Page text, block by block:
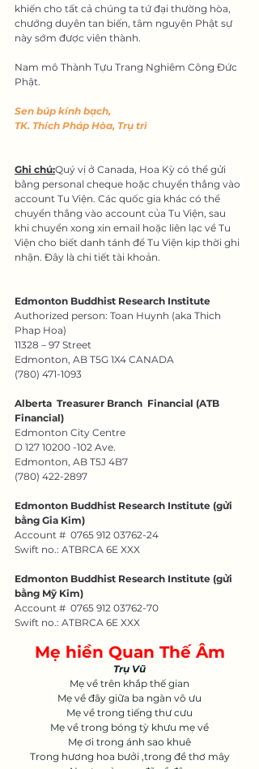
khiến cho tất cả chúng ta tứ đại thường hòa,
chướng duyên tan biến, tâm nguyện Phật sự
này sớm được viên thành.
Nam mô Thành Tựu Trang Nghiêm Công Đức
Phật.
Sen búp kính bạch,
TK. Thích Pháp Hòa, Trụ trì
Ghi chú:Quý vị ở Canada, Hoa Kỳ có thể gửi
bằng personal cheque hoặc chuyển thẳng vào
account Tu Viện. Các quốc gia khác có thể
chuyển thẳng vào account của Tu Viện, sau
khi chuyển xong xin email hoặc liên lạc về Tu
Viện cho biết danh tánh để Tu Viện kịp thời ghi
nhận. Đây là chi tiết tài khoản.
Edmonton Buddhist Research Institute
Authorized person: Toan Huynh (aka Thich
Phap Hoa)
11328 – 97 Street
Edmonton, AB T5G 1X4 CANADA
(780) 471-1093
Alberta  Treasurer Branch  Financial (ATB
Financial)
Edmonton City Centre
D 127 10200 -102 Ave.
Edmonton, AB T5J 4B7
(780) 422-2897
Edmonton Buddhist Research Institute (gửi
bằng Gia Kim)
Account #  0765 912 03762-24
Swift no.: ATBRCA 6E XXX
Edmonton Buddhist Research Institute (gửi
bằng Mỹ Kim)
Account #  0765 912 03762-70
Swift no.: ATBRCA 6E XXX
Mẹ hiền Quan Thế Âm
Trụ Vũ
Mẹ về trên khắp thế gian
Mẹ về đây giữa ba ngàn vô ưu
Mẹ về trong tiếng thư cưu
Mẹ về trong bóng tỳ khưu mẹ về
Mẹ ơi trong ánh sao khuê
Trong hương hoa bưởi ,trong đề thơ mây